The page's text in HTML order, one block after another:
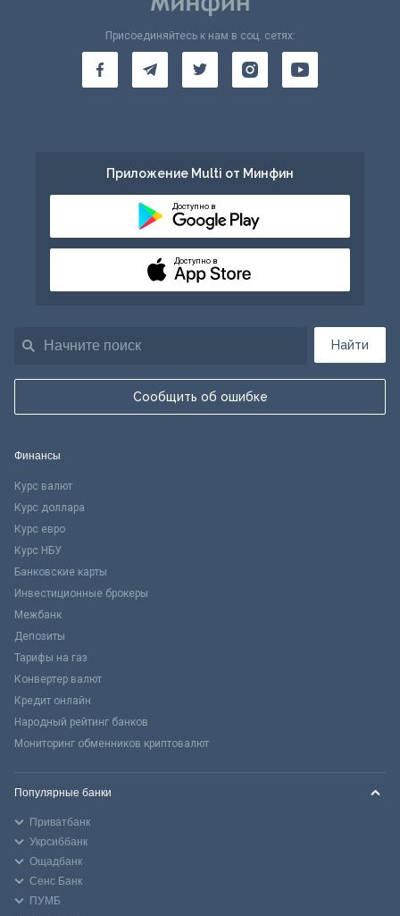
Найти
Сообщить об ошибке
Присоединяйтесь к нам в соц. сетях:
Приложение Multi от Минфин
Доступно в
Доступно в
Финансы
Курс валют
Курс доллара
Курс евро
Курс НБУ
Банковские карты
Инвестиционные брокеры
Межбанк
Депозиты
Тарифы на газ
Конвертер валют
Кредит онлайн
Народный рейтинг банков
Мониторинг обменников криптовалют
Популярные банки
Приватбанк
Укрсиббанк
Ощадбанк
Сенс Банк
ПУМБ